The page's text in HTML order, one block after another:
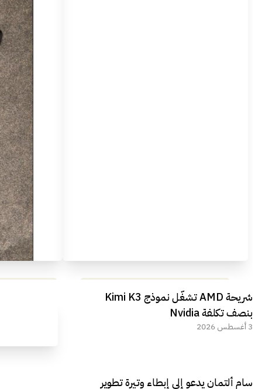
مراجعة شاملة لعملاق الألعاب
الجديد REDMAGIC 11 AIR
شريحة AMD تشغّل نموذج Kimi K3
بنصف تكلفة Nvidia
3 أغسطس 2026
سام ألتمان يدعو إلى إبطاء وتيرة تطوير